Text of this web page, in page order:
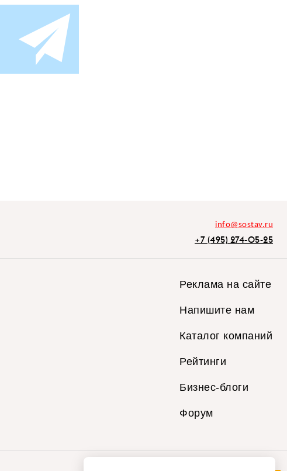
info@sostav.ru
+7 (495) 274-05-25
Реклама на сайте
Напишите нам
Каталог компаний
Рейтинги
Бизнес-блоги
Форум